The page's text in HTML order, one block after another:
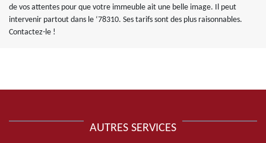
de vos attentes pour que votre immeuble ait une belle image. Il peut
intervenir partout dans le ‘78310. Ses tarifs sont des plus raisonnables.
Contactez-le !
AUTRES SERVICES